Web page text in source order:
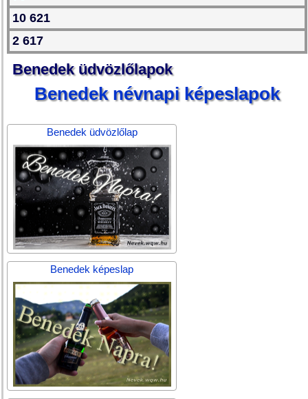
10 621
2 617
Benedek üdvözlőlapok
Benedek névnapi képeslapok
Benedek üdvözlőlap
Benedek képeslap